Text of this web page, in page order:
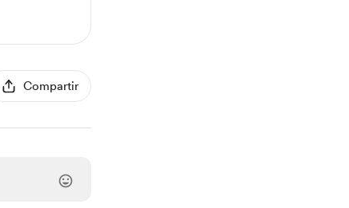
Compartir